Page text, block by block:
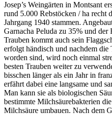
Josep’s Weingärten in Montsant
rund 5.000 Rebstöcken / ha recht
Jahrgang 1940 stammen.
Garnacha Peluda zu 35% und
Trauben kommt auch sein
erfolgt händisch und nachdem die
worden sind, wird noch einmal
besten Trauben weiter zu
bisschen länger als ein Jahr in
erfährt dabei eine langsame und
Man kann sie als biologischen
bestimmte Milchsäurebakterien
Milchsäure umbauen. Nach dem